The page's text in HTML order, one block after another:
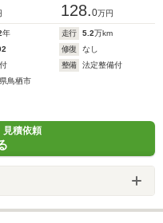
128.0万円
年 走行 5.2万km
修復
なし
整備
法定整備付
鳥栖市
見積依頼